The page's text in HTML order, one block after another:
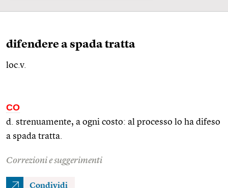
difendere a spada tratta
loc.v.
CO
d. strenuamente, a ogni costo: al processo lo ha difeso
a spada tratta.
Correzioni e suggerimenti
Condividi